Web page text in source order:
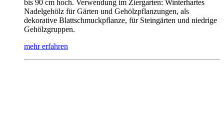
bis 90 cm hoch. Verwendung im Ziergarten: Winterhartes
Nadelgehölz für Gärten und Gehölzpflanzungen, als
dekorative Blattschmuckpflanze, für Steingärten und niedrige
Gehölzgruppen.
mehr erfahren